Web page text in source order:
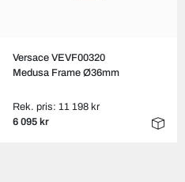
Versace VEVF00320
Medusa Frame Ø36mm
Rek. pris: 11 198 kr
6 095 kr